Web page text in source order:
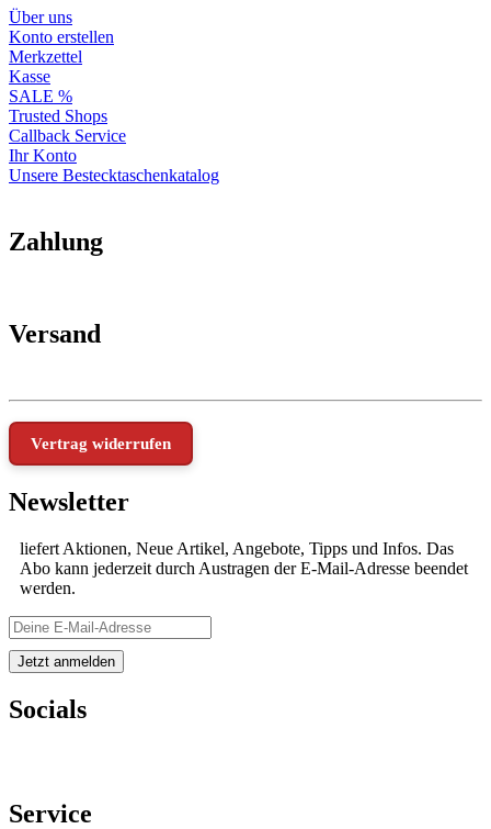
Über uns
Konto erstellen
Merkzettel
Kasse
SALE %
Trusted Shops
Callback Service
Ihr Konto
Unsere Bestecktaschenkatalog
Zahlung
Versand
Vertrag widerrufen
Newsletter
liefert Aktionen, Neue Artikel, Angebote, Tipps und Infos. Das
Abo kann jederzeit durch Austragen der E-Mail-Adresse beendet
werden.
Socials
Service